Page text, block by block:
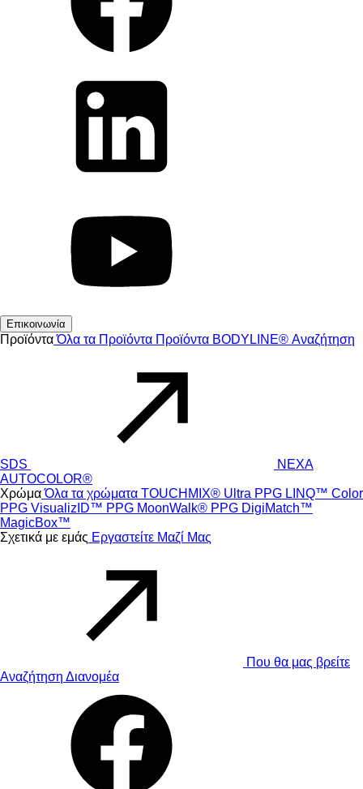
Επικοινωνία
ΠροϊόνταΌλα τα Προϊόντα Προϊόντα BODYLINE® Αναζήτηση
SDS
NEXA
AUTOCOLOR®
ΧρώμαΌλα τα χρώματα TOUCHMIX® Ultra PPG LINQ™ Color
PPG VisualizID™ PPG MoonWalk® PPG DigiMatch™
MagicBox™
Σχετικά με εμάς Εργαστείτε Μαζί Μας
Που θα μας βρείτε
Αναζήτηση Διανομέα